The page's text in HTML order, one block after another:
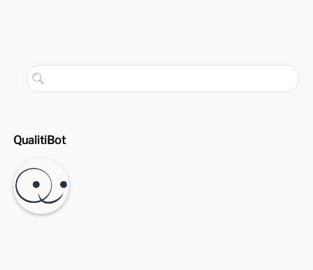
QualitiBot